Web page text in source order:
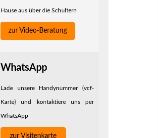
Hause aus über die Schultern
zur Video-Beratung
WhatsApp
Lade unsere Handynummer (vcf-
Karte) und kontaktiere uns per
WhatsApp
zur Visitenkarte